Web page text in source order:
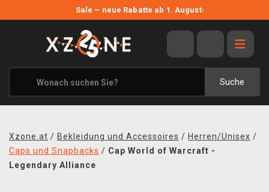
Sale – neue Rabatte ab 1. August›
Suche
ANGEBOTE
ALLE MARKEN
XZONE ORIGINALS
KLEIDUNG & ACCESSOIRES
BÜCHER & COMICS
Xzone.at / Bekleidung und Accessoires / Herren/Unisex /
Caps und Snapbacks / Cap World of Warcraft -
Legendary Alliance